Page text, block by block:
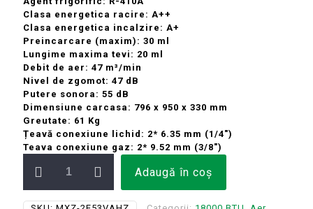
fost:
7.149 lei.
Clasa energetica racire: A++
Clasa energetica incalzire: A+
Preincarcare (maxim): 30 ml
Lungime maxima tevi: 20 ml
Debit de aer: 47 m³/min
Nivel de zgomot: 47 dB
Putere sonora: 55 dB
Dimensiune carcasa: 796 x 950 x 330 mm
Greutate: 61 Kg
Țeavă conexiune lichid: 2* 6.35 mm (1/4″)
Teava conexiune gaz: 2* 9.52 mm (3/8″)
18000
Adaugă în coș